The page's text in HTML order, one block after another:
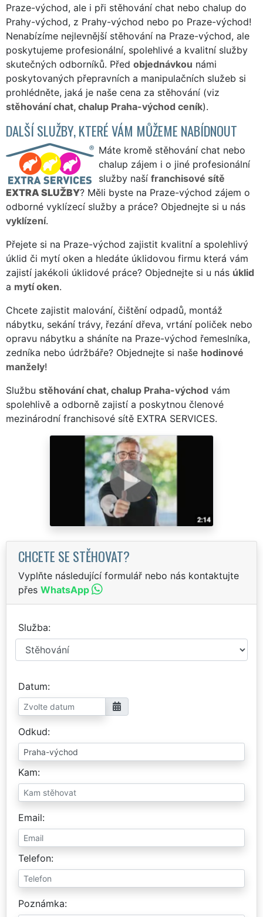
Praze-východ, ale i při stěhování chat nebo chalup do
Prahy-východ, z Prahy-východ nebo po Praze-východ!
Nenabízíme nejlevnější stěhování na Praze-východ, ale
poskytujeme profesionální, spolehlivé a kvalitní služby
skutečných odborníků. Před objednávkou námi
poskytovaných přepravních a manipulačních služeb si
prohlédněte, jaká je naše cena za stěhování (viz
stěhování chat, chalup Praha-východ ceník).
DALŠÍ SLUŽBY, KTERÉ VÁM MŮŽEME NABÍDNOUT
Máte kromě stěhování chat nebo
chalup zájem i o jiné profesionální
služby naší franchisové sítě
EXTRA SLUŽBY? Měli byste na Praze-východ zájem o
odborné vyklízecí služby a práce? Objednejte si u nás
vyklízení.
Přejete si na Praze-východ zajistit kvalitní a spolehlivý
úklid či mytí oken a hledáte úklidovou firmu která vám
zajistí jakékoli úklidové práce? Objednejte si u nás úklid
a mytí oken.
Chcete zajistit malování, čištění odpadů, montáž
nábytku, sekání trávy, řezání dřeva, vrtání poliček nebo
opravu nábytku a sháníte na Praze-východ řemeslníka,
zedníka nebo údržbáře? Objednejte si naše hodinové
manžely!
Službu stěhování chat, chalup Praha-východ vám
spolehlivě a odborně zajistí a poskytnou členové
mezinárodní franchisové sítě EXTRA SERVICES.
CHCETE SE STĚHOVAT?
Vyplňte následující formulář nebo nás kontaktujte
přes WhatsApp
Služba
Datum
Odkud
Kam
Email
Telefon
Poznámka